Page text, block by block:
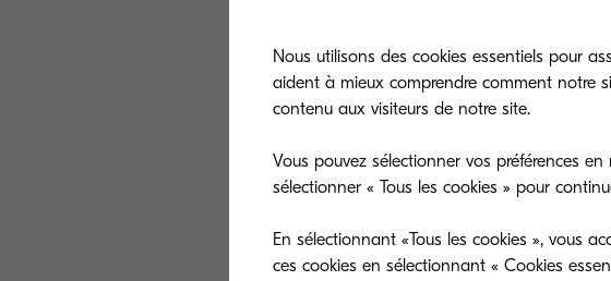
Savez-vous que les
La réglementation sur la
Nous utilisons des cookies essentiels pour
aident à mieux comprendre comment notre
contenu aux visiteurs de notre site.
Vous pouvez sélectionner vos préférences
sélectionner « Tous les cookies » pour
En sélectionnant «Tous les cookies », vous
ces cookies en sélectionnant « Cookies